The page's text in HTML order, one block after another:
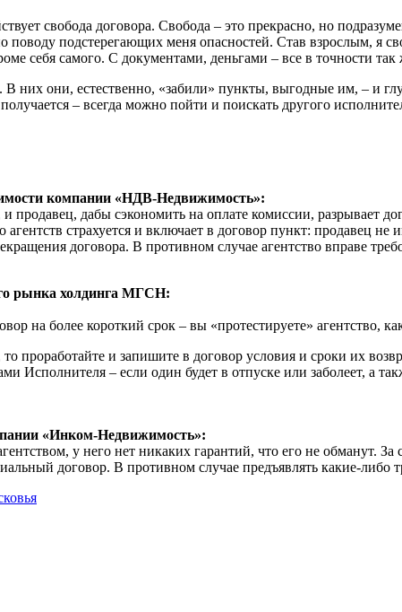
свобода договора. Свобода – это прекрасно, но
поводу подстерегающих меня опасностей. Став взрослым, я
себя самого. С документами, деньгами – все в точности так
них они, естественно, «забили» пункты, выгодные им, – и
– всегда можно пойти и поискать другого
компании «НДВ-Недвижимость»:
продавец, дабы сэкономить на оплате комиссии, разрывает
страхуется и включает в договор пункт: продавец не
договора. В противном случае агентство вправе
рынка холдинга МГСН:
на более короткий срок – вы «протестируете» агентство,
проработайте и запишите в договор условия и сроки их
Исполнителя – если один будет в отпуске или заболеет, а
«Инком-Недвижимость»:
у него нет никаких гарантий, что его не обманут. За
договор. В противном случае предъявлять какие-либо